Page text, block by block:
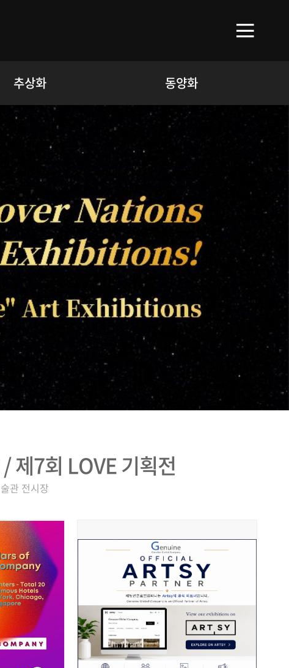
추상화 동양화
제뉴
파리, 런던, 뉴욕, 홍콩,
해외 유명갤러리들
7회 LOVE 기획전
관 전시장